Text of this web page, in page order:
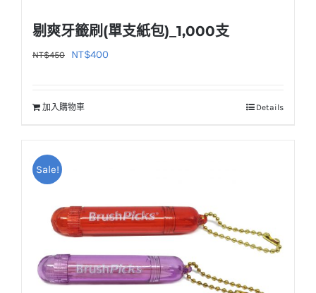
剔爽牙籤刷(單支紙包)_1,000支
NT$450
原
格：
NT$400
加入購物車 Details
Sale!